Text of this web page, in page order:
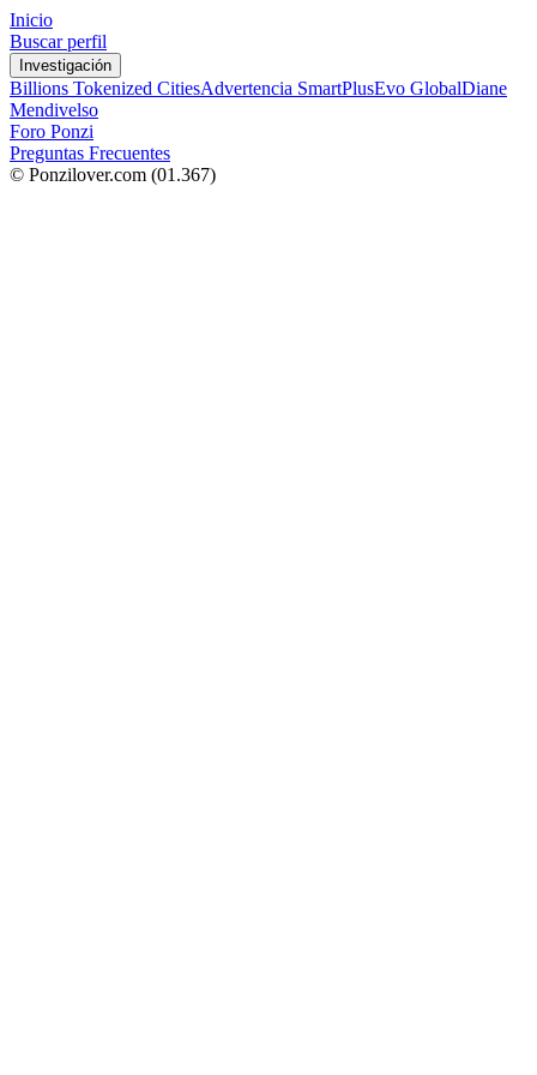
Inicio
Buscar perfil
Investigación
Billions Tokenized CitiesAdvertencia SmartPlusEvo GlobalDiane
Mendivelso
Foro Ponzi
Preguntas Frecuentes
© Ponzilover.com (01.367)